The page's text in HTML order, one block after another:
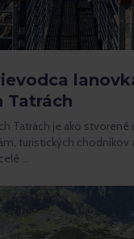
Tatrách
Tatrách je ako stvorené
turistických chodníkov
…